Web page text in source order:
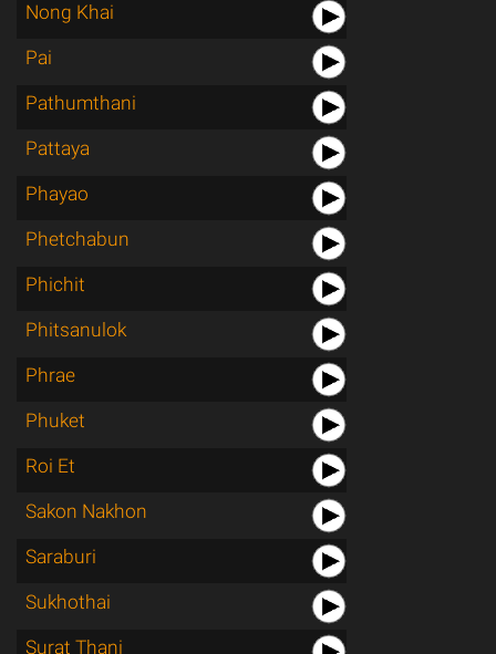
Nong Khai
Pai
Pathumthani
Pattaya
Phayao
Phetchabun
Phichit
Phitsanulok
Phrae
Phuket
Roi Et
Sakon Nakhon
Saraburi
Sukhothai
Surat Thani